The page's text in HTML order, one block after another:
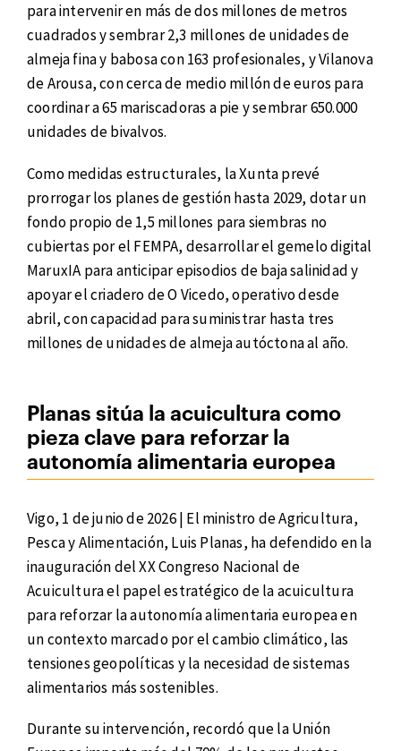
para intervenir en más de dos millones de metros
cuadrados y sembrar 2,3 millones de unidades de
almeja fina y babosa con 163 profesionales, y Vilanova
de Arousa, con cerca de medio millón de euros para
coordinar a 65 mariscadoras a pie y sembrar 650.000
unidades de bivalvos.
Como medidas estructurales, la Xunta prevé
prorrogar los planes de gestión hasta 2029, dotar un
fondo propio de 1,5 millones para siembras no
cubiertas por el FEMPA, desarrollar el gemelo digital
MaruxIA para anticipar episodios de baja salinidad y
apoyar el criadero de O Vicedo, operativo desde
abril, con capacidad para suministrar hasta tres
millones de unidades de almeja autóctona al año.
Planas sitúa la acuicultura como
pieza clave para reforzar la
autonomía alimentaria europea
Vigo, 1 de junio de 2026 | El ministro de Agricultura,
Pesca y Alimentación, Luis Planas, ha defendido en la
inauguración del XX Congreso Nacional de
Acuicultura el papel estratégico de la acuicultura
para reforzar la autonomía alimentaria europea en
un contexto marcado por el cambio climático, las
tensiones geopolíticas y la necesidad de sistemas
alimentarios más sostenibles.
Durante su intervención, recordó que la Unión